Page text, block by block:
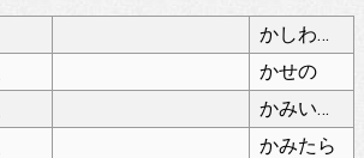
かしわばら
かせの
かみいたなみ
かみたら